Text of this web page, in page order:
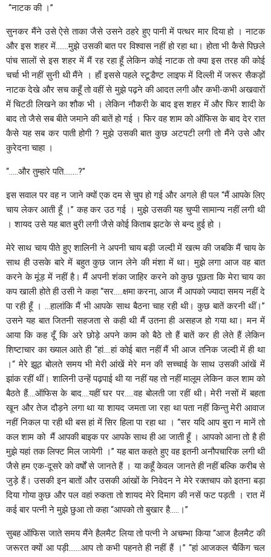
‘‘नाटक की ।’’
सुनकर मैंने उसे ऐसे ताका जैसे उसने ठहरे हुए पानी में पत्थर मार दिया हो । नाटक
और इस शहर में…….मुझे उसकी बात पर विश्वास नहीं हो रहा था। होता भी कैसे पिछले
पांच सालों से इस शहर में मैं रह रहा हूँ लेकिन कोई नाटक तो क्या इस तरह की कोई
चर्चा भी नहीं सुनी थी मैंने । हाँ इससे पहले स्टूडैण्ट लाइफ में दिल्ली में जरूर सैकड़ों
नाटक देखे और सच कहूँ तो वहीं से मुझे पढ़ने की आदत लगी और कभी-कभी अखवारों
में चिटठी लिखने का शौक भी । लेकिन नौकरी के बाद इस शहर में और फिर शादी के
बाद तो जैसे सब बीते जमाने की बातें हो गई । फिर वह शाम को ऑफिस के बाद देर रात
कैसे यह सब कर पाती होगी ? मुझे उसकी बात कुछ अटपटी लगी तो मैंने उसे और
कुरेदना चाहा ।
‘‘…..और तुम्हारे पति……..?’’
इस सवाल पर वह न जाने क्यों एक दम से चुप हो गई और अगले ही पल ‘‘मैं आपके लिए
चाय लेकर आती हूँ ।’’ कह कर उठ गई । मुझे उसकी यह चुप्पी सामान्य नहीं लगी थी
। शायद उसे यह बात बुरी लगी जैसे कोई किताब झटके से बन्द हुई हो ।
मेरे साथ चाय पीते हुए शालिनी ने अपनी चाय बड़ी जल्दी में खत्म की जबकि मैं चाय के
साथ ही उसके बारे में बहुत कुछ जान लेने की मंशा में था। मुझे लगा आज वह बात
करने के मूंड़ में नहीं है। मैं अपनी शंका जाहिर करने को कुछ पूछता कि मेरा चाय का
कप खाली होते ही उसी ने कहा ‘‘सर…..क्षमा करना, आज मैं आपको ज्यादा समय नहीं दे
पा रही हूँ । …हालांकि मैं भी आपके साथ बैठना चाह रही थी। कुछ बातें करनी थीं।’’
उसने यह बात जितनी सहजता से कही थी मैं उतना ही असहज हो गया था। मन में
आया कि कह दूँ कि अरे छोड़े अपने काम को बैठे तो हैं बातें कर ही लेते हैं लेकिन
शिष्टाचार का ख्याल आते ही ‘‘हां….हां कोई बात नहीं मैं भी आज तनिक जल्दी में ही था
।“ मेरे झूठ बोलते समय भी मेरी आंखें मेरे मन की सच्चाई के साथ उसकी आंखें में
झांक रहीं थीं। शालिनी उन्हें पढ़पाई थी या नहीं यह तो नहीं मालूम लेकिन कल शाम को
बैठते हैं….ऑफिस के बाद….यहीं घर पर…..वह बोलती जा रहीं थी। मेरी नसों में बहता
खून और तेज दौड़ने लगा था या शायद जमता जा रहा था पता नहीं किन्तु मेरी आवाज
नहीं निकल पा रही थी बस हां में सिर हिला पा रहा था । ‘‘सर यदि आप बुरा न मानें तो
कल शाम को मैं आपकी बाइक पर आपके साथ ही आ जाती हूँ । आपको आना तो है ही
मुझे यहां तक लिफ्ट मिल जायेगी ।’’ यह बात कहते हुए वह इतनी अनौपचारिक लगी थी
जैसे हम एक-दूसरे को वर्षों से जानते हैं । या कहूँ केवल जानते ही नहीं बल्कि करीब से
जुड़े हैं। उसकी इन बातों और उसकी आंखों के निवेदन ने मेरे रक्तचाप को इतना बड़ा
दिया गोया कुछ और पल वहां रुकता तो शायद मेरे दिमाग की नसें फट पड़ती । रात में
कई बार पत्नी ने मुझे छुआ तो कहा ‘‘आपको तो बुखार है…..।’’
सुबह ऑफिस जाते समय मैंने हैलमैट लिया तो पत्नी ने अचम्भा किया ‘‘आज हैलमैट की
जरूरत क्यों आ पड़ी…….आप तो कभी पहनते ही नहीं हैं ।’’ ‘‘हां आजकल चैकिंग चल